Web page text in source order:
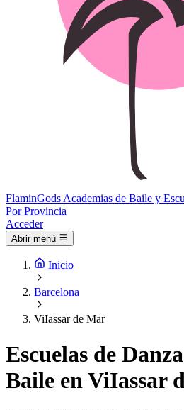
FlaminGods Academias de Baile y
Por Provincia
Acceder
Abrir menú
Inicio
Barcelona
ViIassar de Mar
Escuelas de
Baile en ViIassar